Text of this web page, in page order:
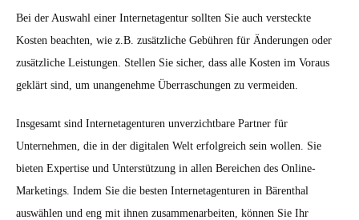
Bei der Auswahl einer Internetagentur sollten Sie auch versteckte
Kosten beachten, wie z.B. zusätzliche Gebühren für Änderungen oder
zusätzliche Leistungen. Stellen Sie sicher, dass alle Kosten im Voraus
geklärt sind, um unangenehme Überraschungen zu vermeiden.
Insgesamt sind Internetagenturen unverzichtbare Partner für
Unternehmen, die in der digitalen Welt erfolgreich sein wollen. Sie
bieten Expertise und Unterstützung in allen Bereichen des Online-
Marketings. Indem Sie die besten Internetagenturen in Bärenthal
auswählen und eng mit ihnen zusammenarbeiten, können Sie Ihr